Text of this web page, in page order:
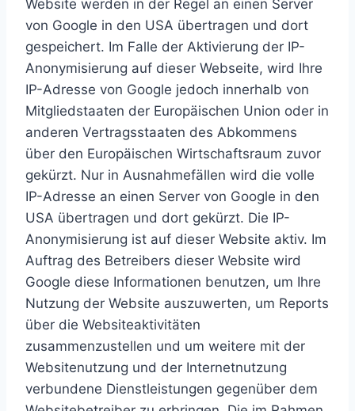
Website werden in der Regel an einen Server
von Google in den USA übertragen und dort
gespeichert. Im Falle der Aktivierung der IP-
Anonymisierung auf dieser Webseite, wird Ihre
IP-Adresse von Google jedoch innerhalb von
Mitgliedstaaten der Europäischen Union oder in
anderen Vertragsstaaten des Abkommens
über den Europäischen Wirtschaftsraum zuvor
gekürzt. Nur in Ausnahmefällen wird die volle
IP-Adresse an einen Server von Google in den
USA übertragen und dort gekürzt. Die IP-
Anonymisierung ist auf dieser Website aktiv. Im
Auftrag des Betreibers dieser Website wird
Google diese Informationen benutzen, um Ihre
Nutzung der Website auszuwerten, um Reports
über die Websiteaktivitäten
zusammenzustellen und um weitere mit der
Websitenutzung und der Internetnutzung
verbundene Dienstleistungen gegenüber dem